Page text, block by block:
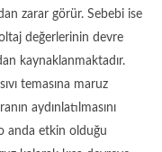
zarar görür. Sebebi ise
değerlerinin devre
kaynaklanmaktadır.
temasına maruz
aydınlatılmasını
anda etkin olduğu